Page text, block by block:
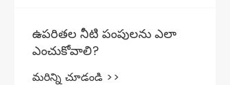
ఉపరితల నీటి పంపులను ఎలా
ఎంచుకోవాలి?
మరిన్ని చూడండి >>